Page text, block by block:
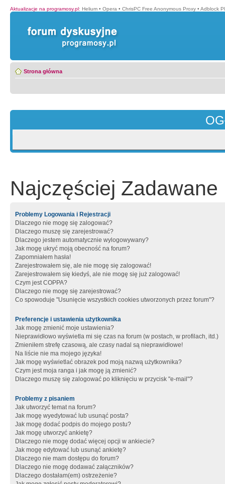
Aktualizacje na programosy.pl: Helium • Opera • ChrisPC Free Anonymous Proxy • Adblock
Strona główna
Najczęściej Zadawane
Problemy Logowania i Rejestracji
Dlaczego nie mogę się zalogować?
Dlaczego muszę się zarejestrować?
Dlaczego jestem automatycznie wylogowywany?
Jak mogę ukryć moją obecność na forum?
Zapomniałem hasła!
Zarejestrowałem się, ale nie mogę się zalogować!
Zarejestrowałem się kiedyś, ale nie mogę się już zalogować!
Czym jest COPPA?
Dlaczego nie mogę się zarejestrować?
Co spowoduje "Usunięcie wszystkich cookies utworzonych przez forum"?
Preferencje i ustawienia użytkownika
Jak mogę zmienić moje ustawienia?
Nieprawidłowo wyświetla mi się czas na forum (w postach, w profilach, itd.)
Zmieniłem strefę czasową, ale czasy nadal są nieprawidłowe!
Na liście nie ma mojego języka!
Jak mogę wyświetlać obrazek pod moją nazwą użytkownika?
Czym jest moja ranga i jak mogę ją zmienić?
Dlaczego muszę się zalogować po kliknięciu w przycisk "e-mail"?
Problemy z pisaniem
Jak utworzyć temat na forum?
Jak mogę wyedytować lub usunąć posta?
Jak mogę dodać podpis do mojego postu?
Jak mogę utworzyć ankietę?
Dlaczego nie mogę dodać więcej opcji w ankiecie?
Jak mogę edytować lub usunąć ankietę?
Dlaczego nie mam dostępu do forum?
Dlaczego nie mogę dodawać załączników?
Dlaczego dostałam(em) ostrzeżenie?